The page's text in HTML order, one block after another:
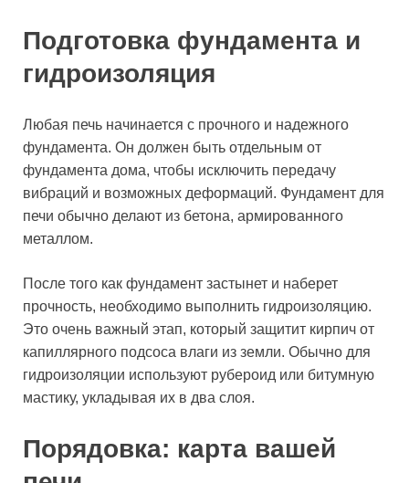
Подготовка фундамента и
гидроизоляция
Любая печь начинается с прочного и надежного
фундамента. Он должен быть отдельным от
фундамента дома, чтобы исключить передачу
вибраций и возможных деформаций. Фундамент для
печи обычно делают из бетона, армированного
металлом.
После того как фундамент застынет и наберет
прочность, необходимо выполнить гидроизоляцию.
Это очень важный этап, который защитит кирпич от
капиллярного подсоса влаги из земли. Обычно для
гидроизоляции используют рубероид или битумную
мастику, укладывая их в два слоя.
Порядовка: карта вашей